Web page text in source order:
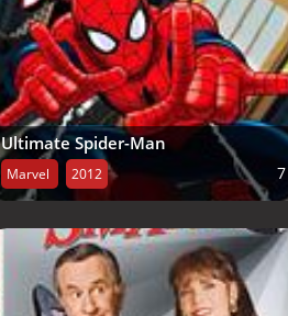
Ultimate Spider-Man
Marvel 2012 7